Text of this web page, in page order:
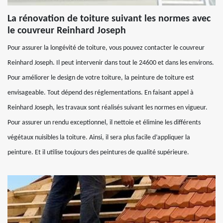
La rénovation de toiture suivant les normes avec
le couvreur Reinhard Joseph
Pour assurer la longévité de toiture, vous pouvez contacter le couvreur
Reinhard Joseph. Il peut intervenir dans tout le 24600 et dans les environs.
Pour améliorer le design de votre toiture, la peinture de toiture est
envisageable. Tout dépend des réglementations. En faisant appel à
Reinhard Joseph, les travaux sont réalisés suivant les normes en vigueur.
Pour assurer un rendu exceptionnel, il nettoie et élimine les différents
végétaux nuisibles la toiture. Ainsi, il sera plus facile d’appliquer la
peinture. Et il utilise toujours des peintures de qualité supérieure.